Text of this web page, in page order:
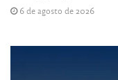
6 de agosto de 2026